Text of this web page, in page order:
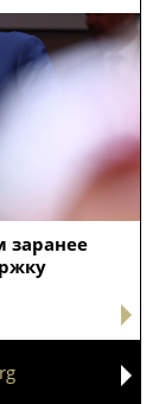
заранее